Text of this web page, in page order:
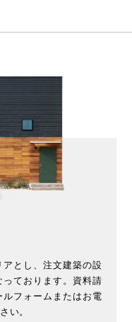
とし、注文建築の設
ております。資料請
フォームまたはお電
い。